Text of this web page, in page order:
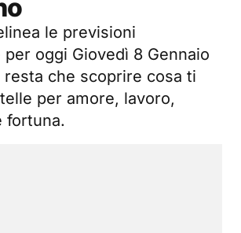
le previsioni
oggi Giovedì 8 Gennaio
resta che scoprire cosa ti
per amore, lavoro,
fortuna.